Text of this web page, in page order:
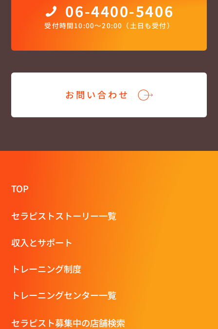
06-4400-5406
受付時間10:00〜20:00（土日も受付）
お問い合わせ
TOP
セラピストストーリー一覧
収⼊とサポート
トレーニング制度
トレーニングセンター一覧
セラピスト募集中の店舗検索